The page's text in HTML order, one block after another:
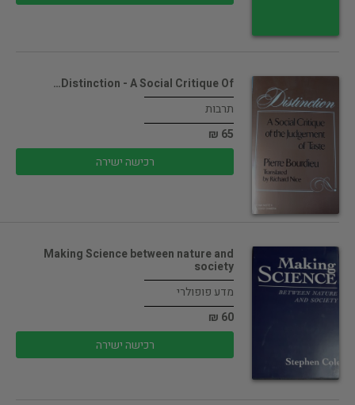
Distinction - A Social Critique Of…
תרבות
65 ₪
רכישה ישירה
Making Science between nature and
society
מדע פופולרי
60 ₪
רכישה ישירה